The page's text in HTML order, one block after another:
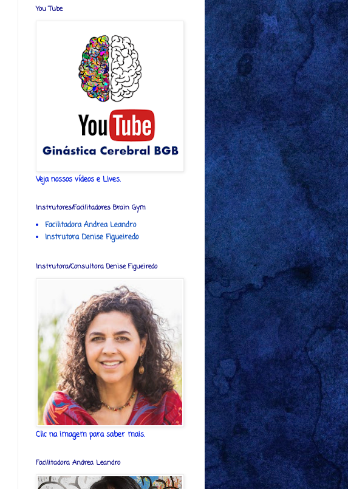
You Tube
Veja nossos vídeos e Lives.
Instrutores/Facilitadores Brain Gym
Facilitadora Andrea Leandro
Instrutora Denise Figueiredo
Instrutora/Consultora Denise Figueiredo
Clic na imagem para saber mais.
Facilitadora Andrea Leandro